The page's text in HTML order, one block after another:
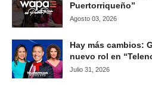
Puertorriqueño”
Agosto 03, 2026
Hay más cambios:
nuevo rol en
Julio 31, 2026